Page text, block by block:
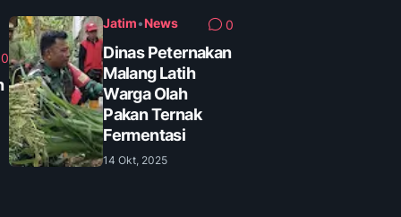
0
Jatim•News 0
Dinas Peternakan
Malang Latih
Warga Olah
Pakan Ternak
Fermentasi
14 Okt, 2025